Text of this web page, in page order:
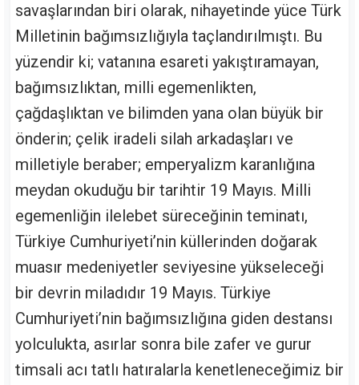
savaşlarından biri olarak, nihayetinde yüce Türk
Milletinin bağımsızlığıyla taçlandırılmıştı. Bu
yüzendir ki; vatanına esareti yakıştıramayan,
bağımsızlıktan, milli egemenlikten,
çağdaşlıktan ve bilimden yana olan büyük bir
önderin; çelik iradeli silah arkadaşları ve
milletiyle beraber; emperyalizm karanlığına
meydan okuduğu bir tarihtir 19 Mayıs. Milli
egemenliğin ilelebet süreceğinin teminatı,
Türkiye Cumhuriyeti’nin küllerinden doğarak
muasır medeniyetler seviyesine yükseleceği
bir devrin miladıdır 19 Mayıs. Türkiye
Cumhuriyeti’nin bağımsızlığına giden destansı
yolculukta, asırlar sonra bile zafer ve gurur
timsali acı tatlı hatıralarla kenetleneceğimiz bir